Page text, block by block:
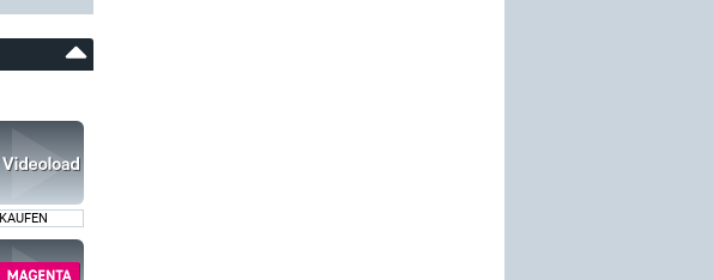
KAUFEN